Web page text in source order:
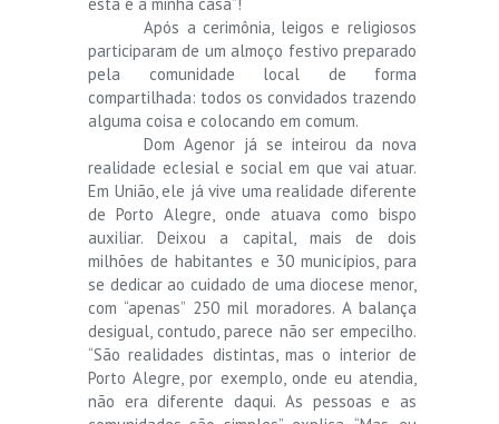
Após a cerimônia, leigos e religiosos
participaram de um almoço festivo preparado
pela comunidade local de forma
compartilhada: todos os convidados trazendo
alguma coisa e colocando em comum.
Dom Agenor já se inteirou da nova
realidade eclesial e social em que vai atuar.
Em União, ele já vive uma realidade diferente
de Porto Alegre, onde atuava como bispo
auxiliar. Deixou a capital, mais de dois
milhões de habitantes e 30 municípios, para
se dedicar ao cuidado de uma diocese menor,
com “apenas” 250 mil moradores. A balança
desigual, contudo, parece não ser empecilho.
“São realidades distintas, mas o interior de
Porto Alegre, por exemplo, onde eu atendia,
não era diferente daqui. As pessoas e as